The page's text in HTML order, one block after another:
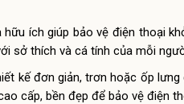
ích giúp bảo vệ điện thoại
sở thích và cá tính của mỗi
kế đơn giản, trơn hoặc ốp
cấp, bền đẹp để bảo vệ điện